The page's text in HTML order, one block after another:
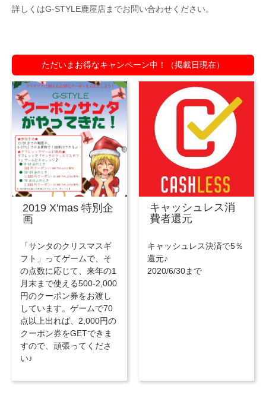
詳しくはG-STYLE鹿屋店までお問い合わせください。
ただいまお得なキャンペーン中！（掲載日現在）
2019 X'mas 特別企
画
「サンタのクリスマスギ
フト」ってゲームで、そ
の点数に応じて、来年の1
月末まで使える500-2,000
円のクーポン券をお渡し
しています。ゲームで70
点以上出れば、2,000円の
クーポン券をGETできま
すので、頑張ってくださ
い♪
キャッシュレス消
費者還元
キャッシュレス決済で5％
還元♪
2020/6/30まで